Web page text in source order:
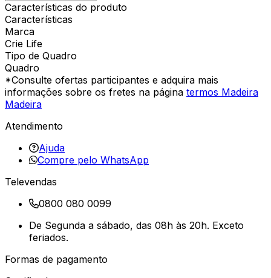
Características do produto
Características
Marca
Crie Life
Tipo de Quadro
Quadro
*Consulte ofertas participantes e adquira mais
informações sobre os fretes na página termos Madeira
Madeira
Atendimento
Ajuda
Compre pelo WhatsApp
Televendas
0800 080 0099
De Segunda a sábado, das 08h às 20h. Exceto
feriados.
Formas de pagamento